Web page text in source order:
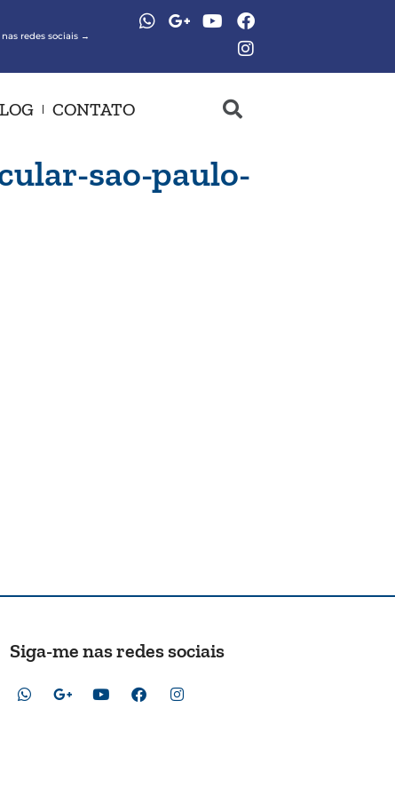
redes sociais →
CONTATO
sao-paulo-
Siga-me nas redes sociais